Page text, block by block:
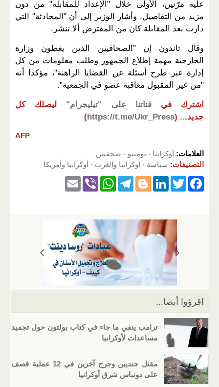
عليه مرّتين، الأولى خلال "الإعداد للمقابلة" من دون
مزيد من التفاصيل. وأشار الوزير إلى أن "المحادثة" التي
دارت بعد المقابلة كان من المفترض ألا تنشر.
وقال تاندون إن "الصحافيين الذين يغطون وزارة
الخارجية مهمة إطلاع الجمهور وطلب معلومات من كل
إدارة عبر طرح أسئلة عن القضايا الراهنة"، مؤكدا أنه
"من غير المقبول معاقبة عضو في الجمعية".
اشترك في قناتنا على "تيليجرام"
ليصلك كل
جديد... (
https://t.me/Ukr_Press
)
AFP
العلامات: أوكرانيا - بومبيو - صحفيين
التصنيفات: سياسة - أوكرانيا والغرب - أوكرانيا وأمريكا
F
k
T
er
Li
e
Bl
er
T
gr
a
m
W
s
A
p
p
Vi
اقرؤوا أيضا...
ترامب ينفي ما جاء في كتاب بولتون حول تجميد
مساعدات لأوكرانيا
مقتل جنديين وجرح آخرين في 12 عملية قصف
على دونباس شرق أوكرانيا